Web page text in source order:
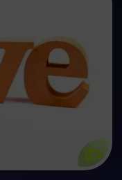
⧐
tilbud om
være sikker
på markedet.